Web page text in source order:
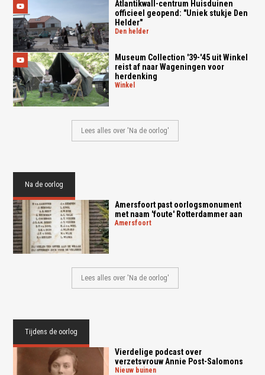
Atlantikwall-centrum Huisduinen
officieel geopend: "Uniek stukje Den
Helder"
den helder
Museum Collection '39-'45 uit Winkel
reist af naar Wageningen voor
herdenking
winkel
Lees alles over 'Na de oorlog'
Na de oorlog
Amersfoort past oorlogsmonument
met naam 'foute' Rotterdammer aan
amersfoort
Lees alles over 'Na de oorlog'
Tijdens de oorlog
Vierdelige podcast over
verzetsvrouw Annie Post-Salomons
nieuw buinen